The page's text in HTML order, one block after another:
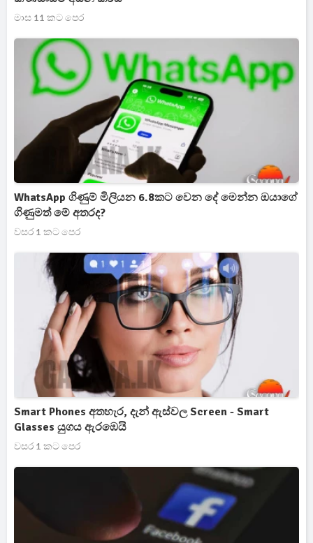
මාස 11 කට පෙර
WhatsApp ගිණුම් මිලියන 6.8කට වෙන දේ මෙන්න ඔයාගේ
ගිණුමත් මේ අතරද?
වසර 1 කට පෙර
Smart Phones අතහැර, දැන් ඇස්වල Screen - Smart
Glasses යුගය ඇරඹෙයි
වසර 1 කට පෙර